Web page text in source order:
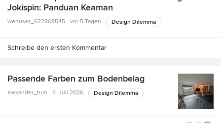
Jokispin: Panduan Keaman
webuser_622808545 vor 5 Tagen Design Dilemma
Schreibe den ersten Kommentar
Passende Farben zum Bodenbelag
alexander_tuin 6. Juli 2026 Design Dilemma